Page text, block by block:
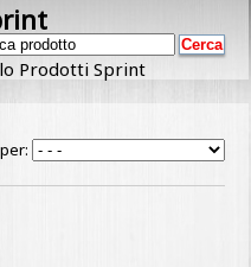
Prodotti Sprint